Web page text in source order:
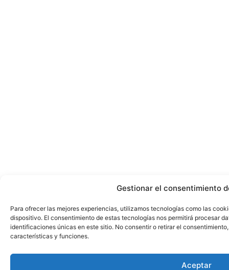
Gestionar el consentimiento
Para ofrecer las mejores experiencias, utilizamos tecnologías como las
dispositivo. El consentimiento de estas tecnologías nos permitirá procesar
identificaciones únicas en este sitio. No consentir o retirar el
características y funciones.
Aceptar